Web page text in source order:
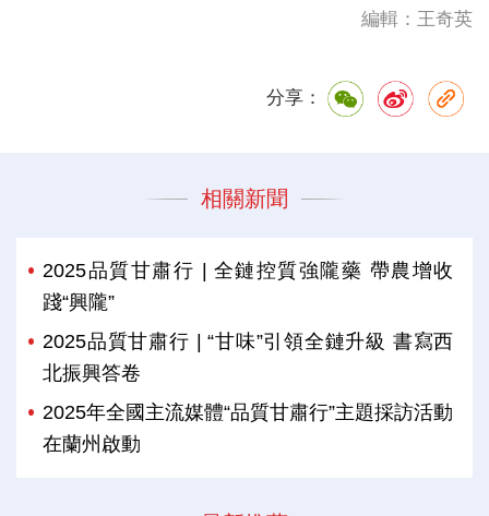
編輯：王奇英
分享：
相關新聞
2025品質甘肅行 | 全鏈控質強隴藥 帶農增收
踐“興隴”
2025品質甘肅行 | “甘味”引領全鏈升級 書寫西
北振興答卷
2025年全國主流媒體“品質甘肅行”主題採訪活動
在蘭州啟動